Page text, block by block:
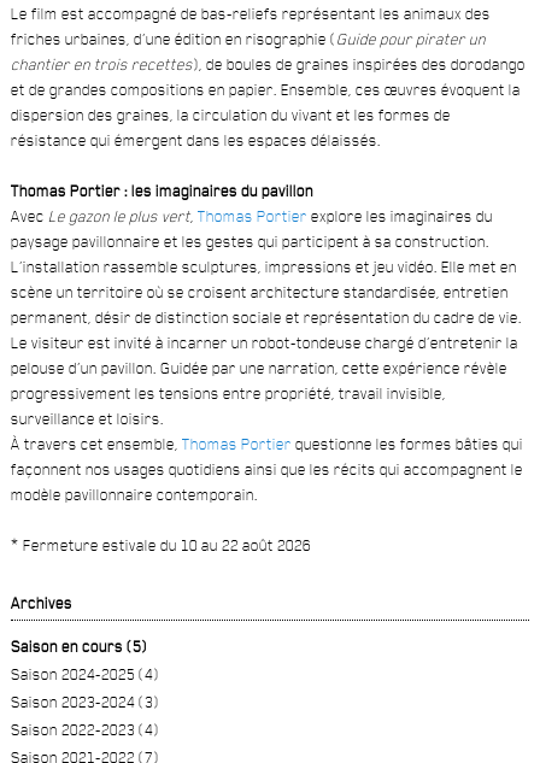
Le film est accompagné de bas-reliefs représentant les animaux des
friches urbaines, d’une édition en risographie (Guide pour pirater un
chantier en trois recettes), de boules de graines inspirées des dorodango
et de grandes compositions en papier. Ensemble, ces œuvres évoquent la
dispersion des graines, la circulation du vivant et les formes de
résistance qui émergent dans les espaces délaissés.
Thomas Portier : les imaginaires du pavillon
Avec Le gazon le plus vert, Thomas Portier explore les imaginaires du
paysage pavillonnaire et les gestes qui participent à sa construction.
L’installation rassemble sculptures, impressions et jeu vidéo. Elle met en
scène un territoire où se croisent architecture standardisée, entretien
permanent, désir de distinction sociale et représentation du cadre de vie.
Le visiteur est invité à incarner un robot-tondeuse chargé d’entretenir la
pelouse d’un pavillon. Guidée par une narration, cette expérience révèle
progressivement les tensions entre propriété, travail invisible,
surveillance et loisirs.
À travers cet ensemble, Thomas Portier questionne les formes bâties qui
façonnent nos usages quotidiens ainsi que les récits qui accompagnent le
modèle pavillonnaire contemporain.
* Fermeture estivale du 10 au 22 août 2026
Archives
Saison en cours (5)
Saison 2024-2025 (4)
Saison 2023-2024 (3)
Saison 2022-2023 (4)
Saison 2021-2022 (7)